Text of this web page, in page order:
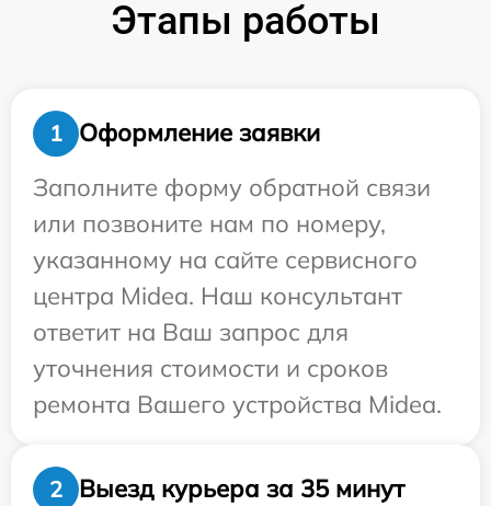
Этапы работы
1
Оформление заявки
Заполните форму обратной связи
или позвоните нам по номеру,
указанному на сайте сервисного
центра Midea. Наш консультант
ответит на Ваш запрос для
уточнения стоимости и сроков
ремонта Вашего устройства Midea.
2
Выезд курьера за 35 минут